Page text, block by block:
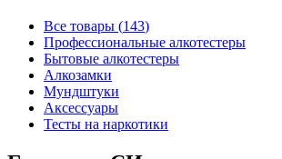
Все товары (143)
Профессиональные алкотестеры
Бытовые алкотестеры
Алкозамки
Мундштуки
Аксессуары
Тесты на наркотики